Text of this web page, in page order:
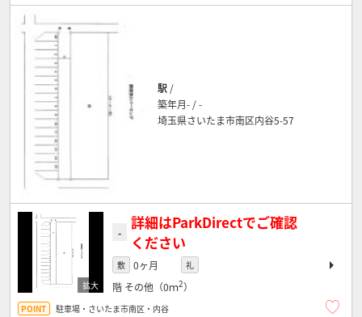
駅 /
築年月- / -
埼玉県さいたま市南区内谷5-57
-
詳細はParkDirectでご確認
ください
敷 0ヶ月 礼
階 その他（0ｍ2）
駐車場・さいたま市南区・内谷